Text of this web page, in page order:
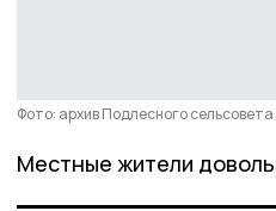
Фото: архив Подлесного сельсовета
Местные жители